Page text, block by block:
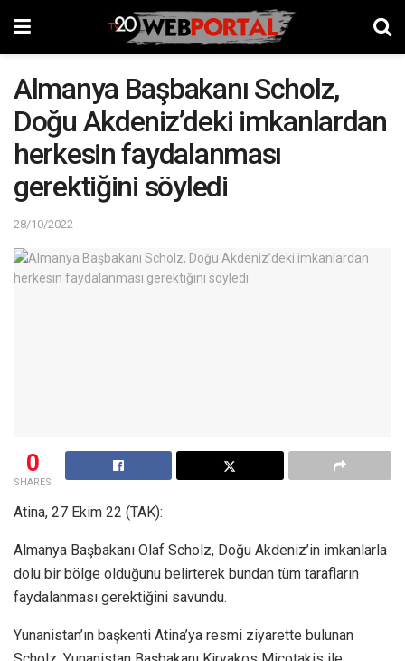
Almanya Başbakanı Scholz,
Doğu Akdeniz’deki imkanlardan
herkesin faydalanması
gerektiğini söyledi
28/10/2022
0
SHARES
Atina, 27 Ekim 22 (TAK):
Almanya Başbakanı Olaf Scholz, Doğu Akdeniz’in imkanlarla
dolu bir bölge olduğunu belirterek bundan tüm tarafların
faydalanması gerektiğini savundu.
Yunanistan’ın başkenti Atina’ya resmi ziyarette bulunan